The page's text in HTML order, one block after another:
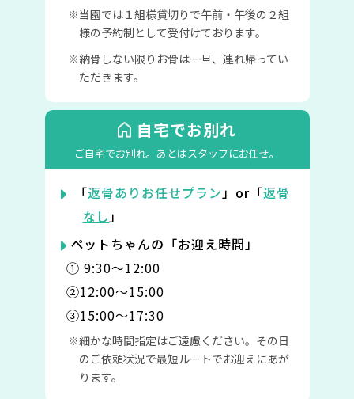
当園では１組様貸切りで午前・午後の２組
様の予約制として受付けております。
納骨しない限りお骨は一旦、連れ帰ってい
ただきます。
自宅でお別れ
ご自宅でお別れ。 あとはスタッフにお任せ。
「返骨ありお任せプラン」or「返骨
なし」
ペットちゃんの「お迎え時間」
① 9:30〜12:00
②12:00〜15:00
③15:00〜17:30
細かな時間指定はご遠慮ください。その日
のご依頼状況で最短ルートでお迎えにあが
ります。